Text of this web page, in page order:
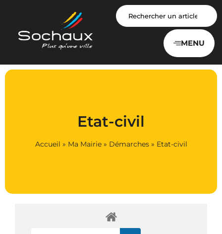
MENU
Etat-civil
Accueil » Ma Mairie» Démarches» Etat-civil
Panneau de gestion des cookies